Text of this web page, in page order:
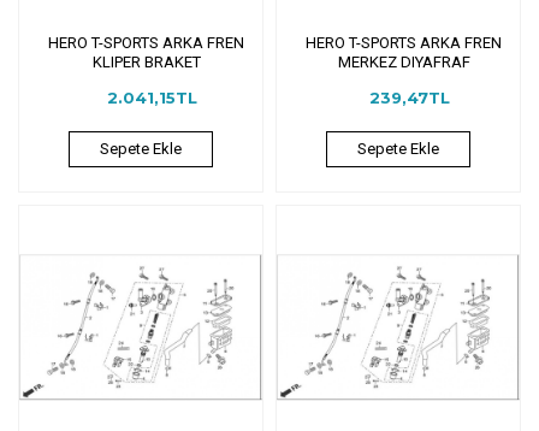
HERO T-SPORTS ARKA FREN
KLIPER BRAKET
2.041,15TL
Sepete Ekle
HERO T-SPORTS ARKA FREN
MERKEZ DIYAFRAF
239,47TL
Sepete Ekle